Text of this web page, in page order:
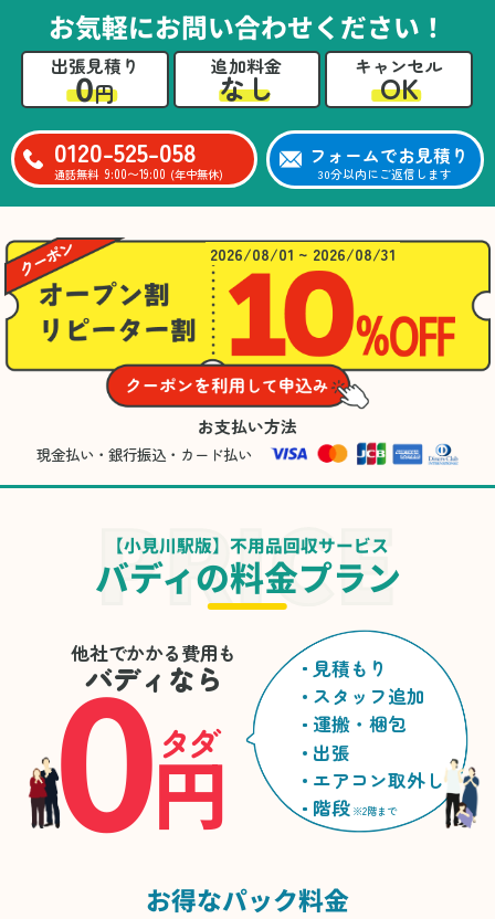
いても教えていただき、
今後の片付けにも役立つ
知識が増えました。また
何かあれば、ぜひお願い
心のこもったサービスを
ありがとうございまし
た。
お気軽にお問い合わせください！
出張見積り
0円
追加料金
なし
キャンセル
OK
0120-525-058
通話無料 9:00〜19:00 (年中無休)
フォームでお見積り
30分以内にご返信します
2026/08/01 ~ 2026/08/31
お支払い方法
現金払い・銀行振込・カード払い
【小見川駅版】不用品回収サービス
バディの料金プラン
他社でかかる費用も
バディなら
0円
タダ
見積もり
スタッフ追加
運搬・梱包
出張
エアコン取外し
階段 ※2階まで
お得なパック料金